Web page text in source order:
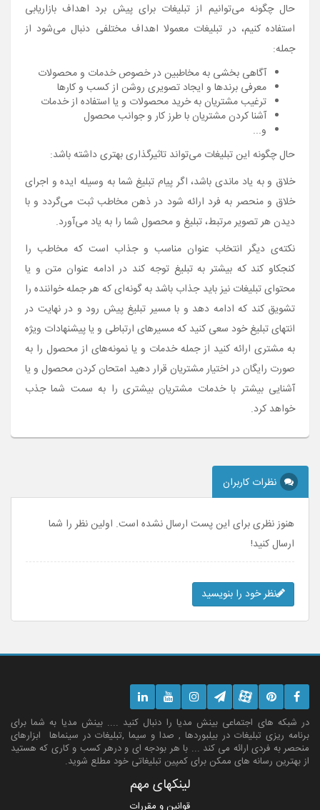
حال چگونه می‌توانیم از تبلیغات برای پیش برد اهداف بازاریابی
استفاده کنیم، در تبلیغات معمولا اهداف مختلفی دنبال می‌شود از
جمله:
آگاهی بخشی به مخاطبین در خصوص خدمات و محصولات
معرفی برندها و ایجاد تصویری روشن از کسب و کارها
ترغیب مشتریان به خرید محصولات و یا استفاده از خدمات
آشنا کردن مشتریان با طرز کار و جوانب محصول
و...
حال چگونه این تبلیغات می‌تواند تاثیرگذاری بهتری داشته باشد:
خلاق و به یاد ماندی باشد، اگر پیام تبلیغ شما به وسیله ایده و اجرای
خلاق و منحصر به فرد ارائه شود در ذهن مخاطب ثبت می‌گردد و با
دیدن هر تصویر مرتبط، تبلیغ و محصول شما را به یاد می‌آورد.
نکته‌ی دیگر انتخاب عنوان مناسب و جذاب است که مخاطب را
کنجکاو کند که بیشتر به تبلیغ توجه کند در ادامه عنوان متن و یا
محتوای تبلیغات نیز باید جذاب باشد به گونه‌ای که هر جمله خواننده را
تشویق کند که ادامه دهد و با مسیر تبلیغ پیش رود و در نهایت در
انتهای تبلیغ خود سعی کنید که مسیرهای ارتباطی و یا پیشنهادات ویژه
به مشتری ارائه کنید از جمله خدمات و یا نمونه‌های از محصول را به
صورت رایگان در اختیار مشتریان قرار دهید امتحان کردن محصول و یا
آشنایی بیشتر با خدمات مشتریان بیشتری را به سمت شما جذب
خواهد کرد.
نظرات کاربران
هنوز نظری برای این پست ارسال نشده است. اولین نظر را شما
ارسال کنید!
نظر خود را بنویسید
در شبکه های اجتماعی بینش مدیا را دنبال کنید .... بینش مدیا به شما برای
برنامه ریزی تبلیغات در بیلبوردها , صدا و سیما ,تبلیغات در سینماها ابزارهای
منحصر به فردی ارائه می کند ... با هر بودجه ای و درهر کسب و کاری که هستید
از بهترین رسانه های ممکن برای کمپین تبلیغاتی خود مطلع شوید.
لینکهای مهم
قوانین و مقررات